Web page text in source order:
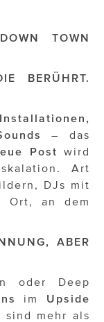
TOWN
BERÜHRT.
Installationen,
– das
Post wird
Art
DJs mit
Ort, an dem
ABER
oder Deep
im Upside
sind mehr als